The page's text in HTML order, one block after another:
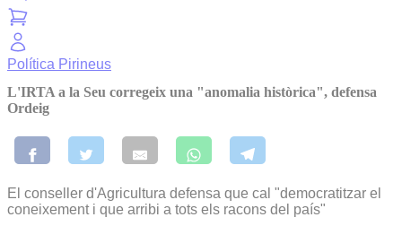
Política Pirineus
L'IRTA a la Seu corregeix una "anomalia històrica", defensa
Ordeig
El conseller d'Agricultura defensa que cal "democratitzar el
coneixement i que arribi a tots els racons del país"